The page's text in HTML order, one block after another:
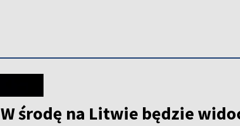
W środę na Litwie będzie